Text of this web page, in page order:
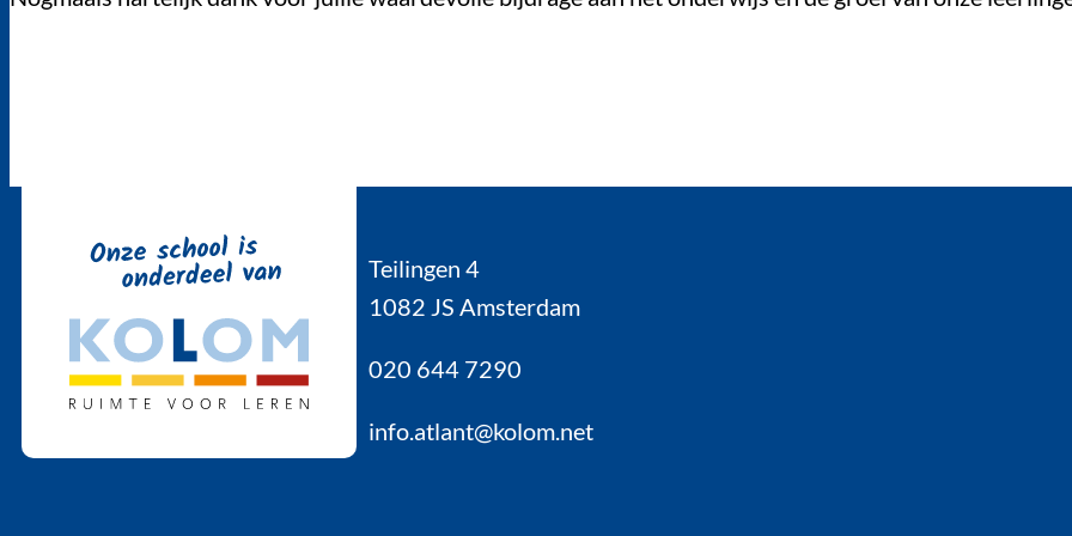
Teilingen 4
1082 JS Amsterdam
020 644 7290
info.atlant@kolom.net